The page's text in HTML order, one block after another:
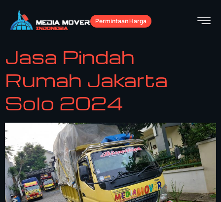
Permintaan Harga
Jasa Pindah
Rumah Jakarta
Solo 2024